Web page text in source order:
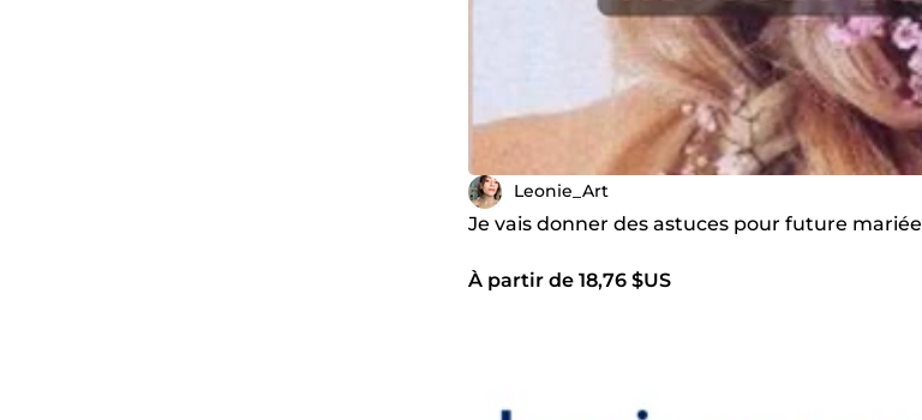
Leonie_Art
Je vais donner des astuces pour future mariée
À partir de 18,76 $US